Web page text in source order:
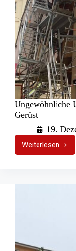
Ungewöhnliche
Gerüst
19.
Weiterlesen
Unfallstelle:
in